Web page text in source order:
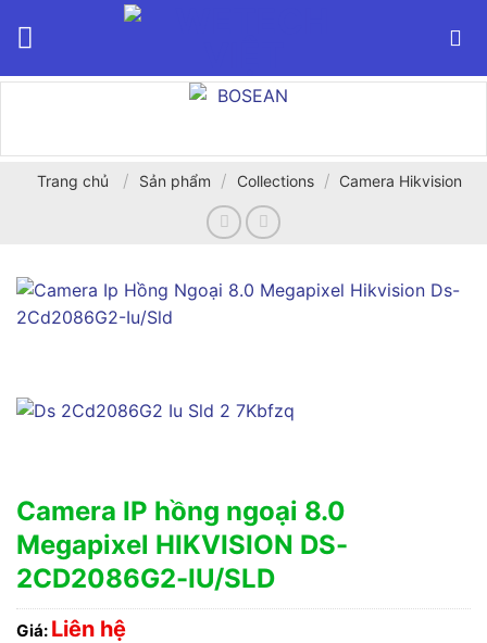
Trang chủ / Sản phẩm / Collections / Camera Hikvision
Camera IP hồng ngoại 8.0
Megapixel HIKVISION DS-
2CD2086G2-IU/SLD
Giá: Liên hệ